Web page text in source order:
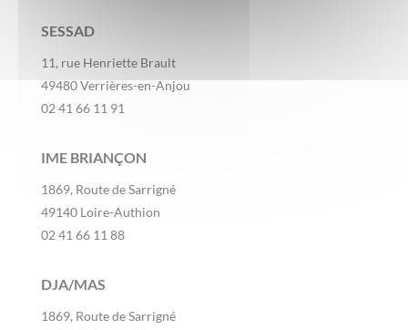
SESSAD
11, rue Henriette Brault
49480 Verrières-en-Anjou
02 41 66 11 91
IME BRIANÇON
1869, Route de Sarrigné
49140 Loire-Authion
02 41 66 11 88
DJA/MAS
1869, Route de Sarrigné